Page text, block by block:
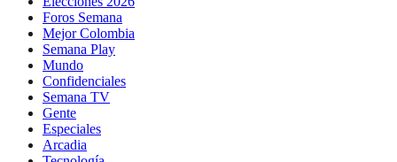
Foros Semana
Mejor Colombia
Semana Play
Mundo
Confidenciales
Semana TV
Gente
Especiales
Arcadia